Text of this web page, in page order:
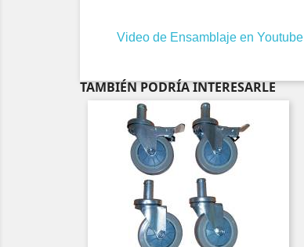
Video de Ensamblaje en Youtube
TAMBIÉN PODRÍA INTERESARLE